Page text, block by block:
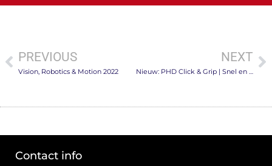
PREVIOUS
Vision, Robotics & Motion 2022
NEXT
Nieuw: PHD Click & Grip | Snel en efficiënt wisselen van gereedschappen!
Contact info